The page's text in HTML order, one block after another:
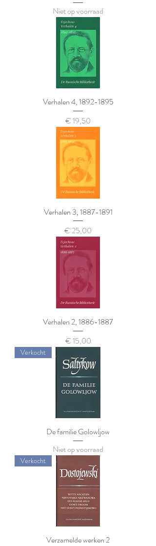
Niet op voorraad
Verhalen 4, 1892-1895
Prijs
€ 19,50
Verhalen 3, 1887-1891
Prijs
€ 25,00
Verhalen 2, 1886-1887
Prijs
€ 15,00
Verkocht
De familie Golowljow
Niet op voorraad
Verkocht
Verzamelde werken 2